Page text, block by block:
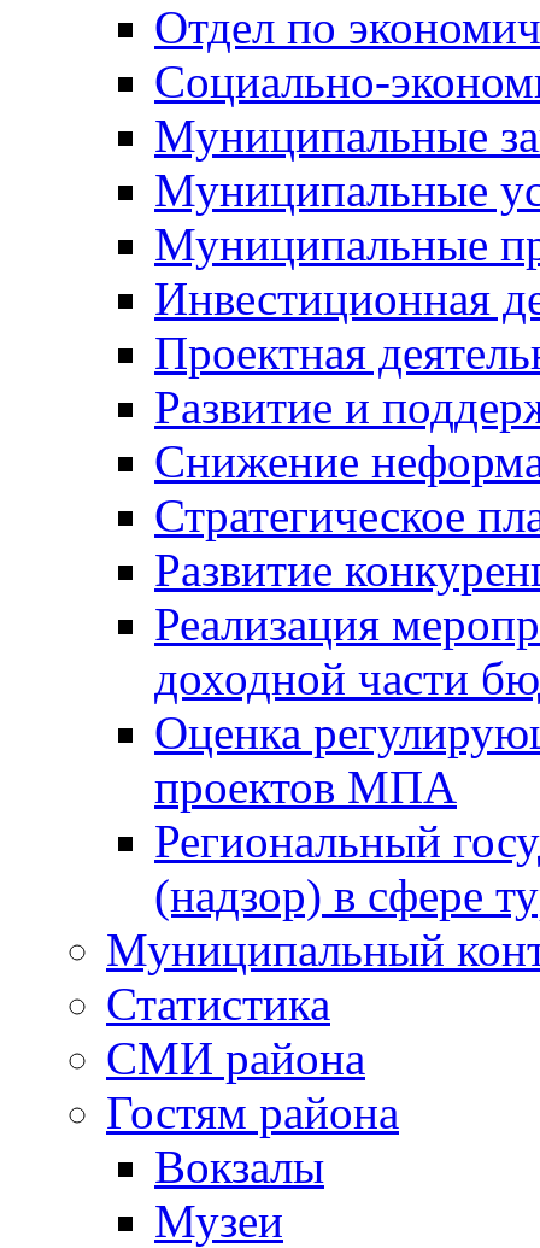
Отдел по
Социально-
Муниципальные
Муниципальные
Муниципальные
Инвестиционная
Проектная
Развитие и
Снижение
Стратегическое
Развитие
Реализация
доходной части
Оценка
проектов МПА
Региональный
(надзор) в сфере
Муниципальный
Статистика
СМИ района
Гостям района
Вокзалы
Музеи